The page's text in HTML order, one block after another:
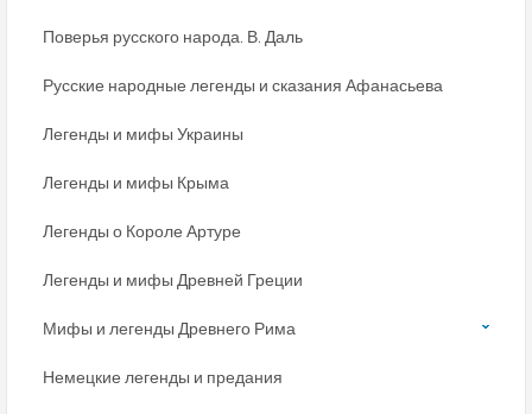
Поверья русского народа. В. Даль
Русские народные легенды и сказания Афанасьева
Легенды и мифы Украины
Легенды и мифы Крыма
Легенды о Короле Артуре
Легенды и мифы Древней Греции
Мифы и легенды Древнего Рима
Немецкие легенды и предания